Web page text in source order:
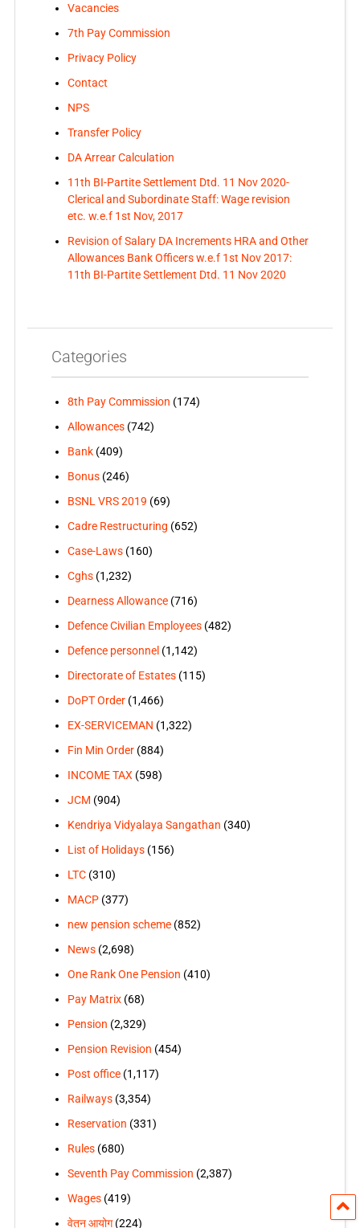
Vacancies
7th Pay Commission
Privacy Policy
Contact
NPS
Transfer Policy
DA Arrear Calculation
11th BI-Partite Settlement Dtd. 11 Nov 2020-
Clerical and Subordinate Staff: Wage revision
etc. w.e.f 1st Nov, 2017
Revision of Salary DA Increments HRA and Other
Allowances Bank Officers w.e.f 1st Nov 2017:
11th BI-Partite Settlement Dtd. 11 Nov 2020
Categories
8th Pay Commission (174)
Allowances(742)
Bank(409)
Bonus(246)
BSNL VRS 2019 (69)
Cadre Restructuring (652)
Case-Laws(160)
Cghs(1,232)
Dearness Allowance(716)
Defence Civilian Employees(482)
Defence personnel (1,142)
Directorate of Estates(115)
DoPT Order(1,466)
EX-SERVICEMAN (1,322)
Fin Min Order(884)
INCOME TAX (598)
JCM (904)
Kendriya Vidyalaya Sangathan (340)
List of Holidays(156)
LTC(310)
MACP(377)
new pension scheme(852)
News(2,698)
One Rank One Pension (410)
Pay Matrix(68)
Pension (2,329)
Pension Revision (454)
Post office(1,117)
Railways(3,354)
Reservation (331)
Rules(680)
Seventh Pay Commission (2,387)
Wages(419)
वेतन आयोग(224)